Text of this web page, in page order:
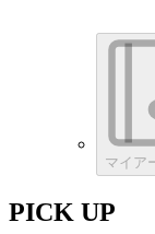
マイア
PICK UP